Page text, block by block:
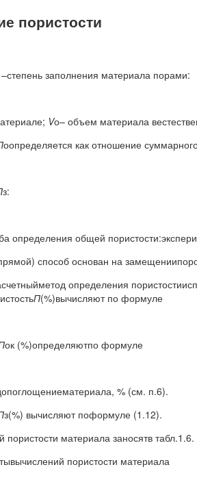
пористости
–степень заполнения материала порами:
Vо– объем материала
оопределяется как отношение
з:
определения общей
способ основан на
определения
П(%)вычисляют по формуле
ок (%)определяютпо формуле
% (см. п.6).
з(%) вычисляют поформуле (1.12).
пористости материала заносятв табл.1.6.
пористости материала